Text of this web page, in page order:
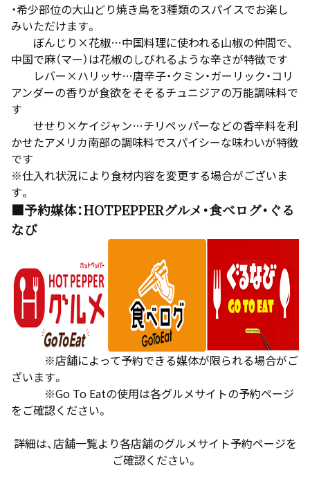
・希少部位の大山どり焼き鳥を3種類のスパイスでお楽し
みいただけます。
ぼんじり×花椒…中国料理に使われる山椒の仲間で、
中国で麻（マー）は花椒のしびれるような辛さが特徴です
レバー×ハリッサ…唐辛子・クミン・ガーリック・コリ
アンダーの香りが食欲をそそるチュニジアの万能調味料で
す
せせり×ケイジャン…チリペッパーなどの香辛料を利
かせたアメリカ南部の調味料でスパイシーな味わいが特徴
です
※仕入れ状況により食材内容を変更する場合がございま
す。
■予約媒体：HOTPEPPERグルメ・食べログ・ぐる
なび
※店舗によって予約できる媒体が限られる場合がご
ざいます。
※Go To Eatの使用は各グルメサイトの予約ページ
をご確認ください。
詳細は、店舗一覧より各店舗のグルメサイト予約ページを
ご確認ください。